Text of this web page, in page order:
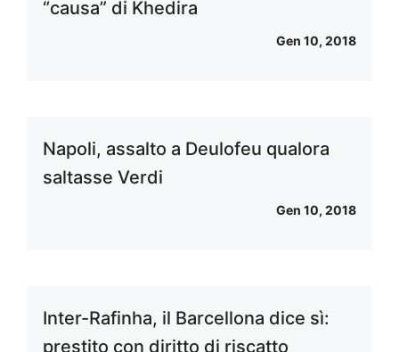
“causa” di Khedira
Gen 10, 2018
Napoli, assalto a Deulofeu qualora
saltasse Verdi
Gen 10, 2018
Inter-Rafinha, il Barcellona dice sì:
prestito con diritto di riscatto